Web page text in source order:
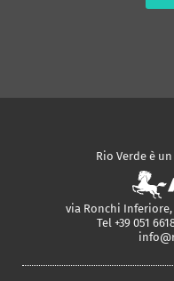
Rio Verde è
via Ronchi Inferiore,
Tel +39 051